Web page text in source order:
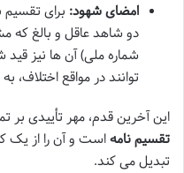
امضای شهود: برای
دو شاهد عاقل و بالغ که
شماره ملی) آن ها نیز
توانند در مواقع اختلاف،
این آخرین قدم، مهر تأییدی بر
تقسیم نامهاست و آن را از یک
تبدیل می کند.